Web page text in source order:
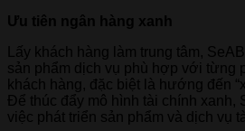
Ưu tiên ngân hàng xanh
Lấy khách hàng làm trung tâm,
sản phẩm dịch vụ phù hợp với từng
khách hàng, đặc biệt là hướng đến
Để thúc đẩy mô hình tài chính xanh,
việc phát triển sản phẩm và dịch vụ